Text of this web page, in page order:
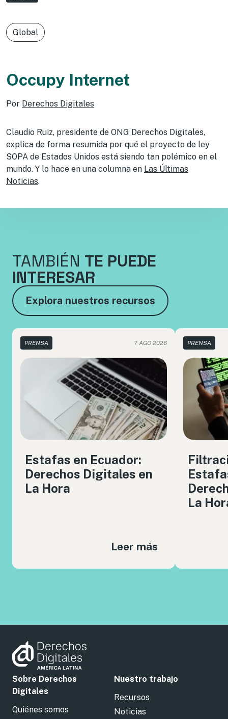
Global
Occupy Internet
Por Derechos Digitales
Claudio Ruiz, presidente de ONG Derechos Digitales,
explica de forma resumida por qué el proyecto de ley
SOPA de Estados Unidos está siendo tan polémico en el
mundo. Y lo hace en una columna en Las Últimas
Noticias.
TAMBIÉN TE PUEDE
INTERESAR
Explora nuestros recursos
PRENSA 7 AGO 2026
Estafas en Ecuador:
Derechos Digitales en
La Hora
Leer más
PRENSA
La
Sobre Derechos
Digitales
Quiénes somos
Nuestro trabajo
Recursos
Noticias